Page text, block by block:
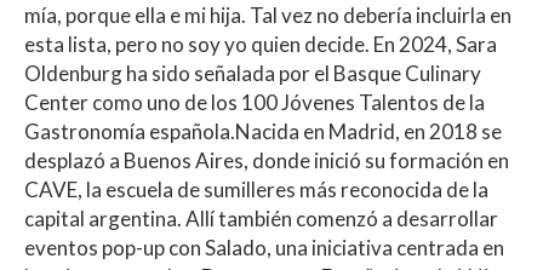
mía, porque ella e mi hija. Tal vez no debería incluirla en
esta lista, pero no soy yo quien decide. En 2024, Sara
Oldenburg ha sido señalada por el Basque Culinary
Center como uno de los 100 Jóvenes Talentos de la
Gastronomía española.Nacida en Madrid, en 2018 se
desplazó a Buenos Aires, donde inició su formación en
CAVE, la escuela de sumilleres más reconocida de la
capital argentina. Allí también comenzó a desarrollar
eventos pop-up con Salado, una iniciativa centrada en